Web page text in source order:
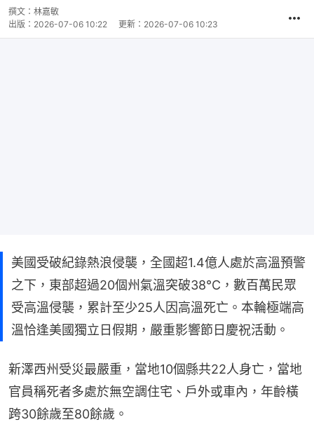
撰文： 林嘉敏
出版： 2026-07-06 10:22 更新： 2026-07-06 10:23
美國受破紀錄熱浪侵襲，全國超1.4億人處於高溫預警
之下，東部超過20個州氣溫突破38℃，數百萬民眾
受高溫侵襲，累計至少25人因高溫死亡。本輪極端高
溫恰逢美國獨立日假期，嚴重影響節日慶祝活動。
新澤西州受災最嚴重，當地10個縣共22人身亡，當地
官員稱死者多處於無空調住宅、戶外或車內，年齡橫
跨30餘歲至80餘歲。